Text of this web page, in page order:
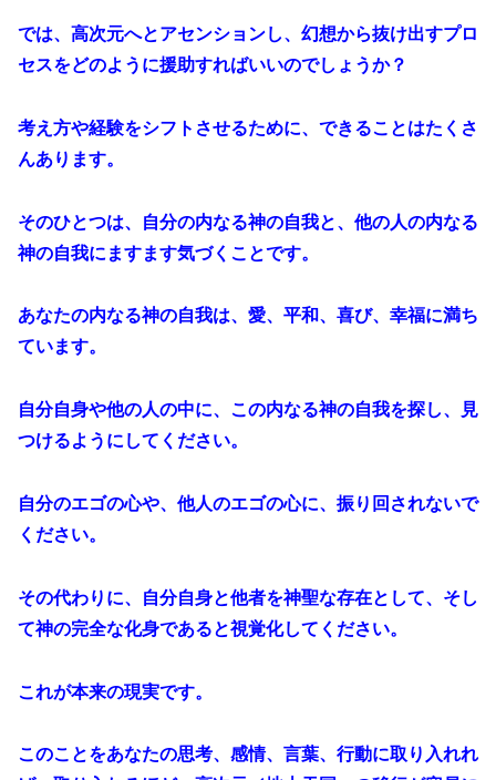
では、高次元へとアセンションし、幻想から抜け出すプロ
セスをどのように援助すればいいのでしょうか？
考え方や経験をシフトさせるために、できることはたくさ
んあります。
そのひとつは、自分の内なる神の自我と、他の人の内なる
神の自我にますます気づくことです。
あなたの内なる神の自我は、愛、平和、喜び、幸福に満ち
ています。
自分自身や他の人の中に、この内なる神の自我を探し、見
つけるようにしてください。
自分のエゴの心や、他人のエゴの心に、振り回されないで
ください。
その代わりに、自分自身と他者を神聖な存在として、そし
て神の完全な化身であると視覚化してください。
これが本来の現実です。
このことをあなたの思考、感情、言葉、行動に取り入れれ